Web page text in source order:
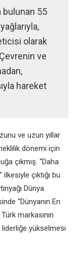
bulunan 55
olarak
ve
hareket
ve uzun yıllar
dönemi için
çıkmış. “Daha
çıktığı bu
Dünya
“Dünyanın En
markasının
liderliğe yükselmesi